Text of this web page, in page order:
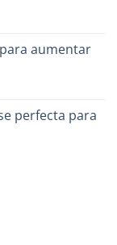
aumentar
perfecta para